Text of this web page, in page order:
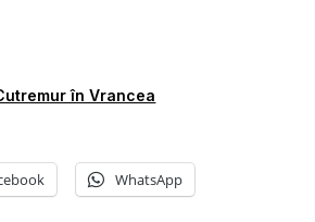
în Vrancea
WhatsApp